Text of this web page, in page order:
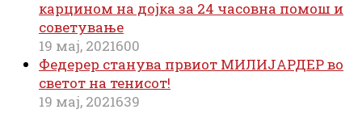
карцином на дојка за 24 часовна помош и
советување
19 мај, 2021600
Федерер станува првиот МИЛИЈАРДЕР во
светот на тенисот!
19 мај, 2021639